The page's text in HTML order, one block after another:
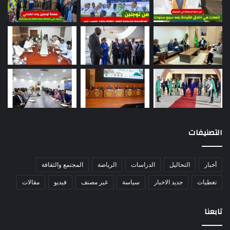
التصنيفات
أخبار التحاليل الدراسات الرياضة المجتمع والثقافة
تغطيات جديد الاخبار سياسة غير مصنف فيديو مقالات
تابعنا